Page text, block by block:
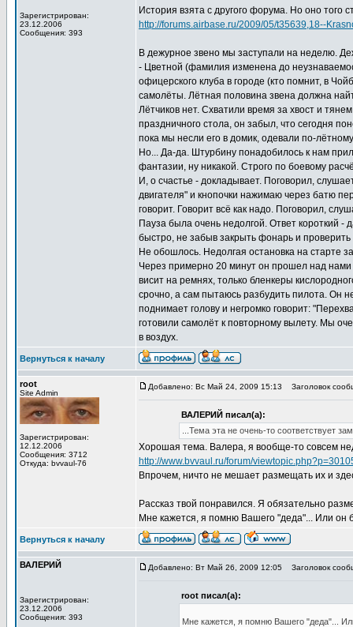
Зарегистрирован:
23.12.2006
Сообщения: 393
История взята с другого форума. Но оно того
http://forums.airbase.ru/2009/05/t35639,18--
В дежурное звено мы заступали на неделю.
- Цветной (фамилия изменена до
офицерского клуба в городе (кто помнит, в
самолёты. Лётная половина звена должна
Лётчиков нет. Схватили время за хвост и
праздничного стола, он забыл, что сегодня
пока мы несли его в домик, одевали по-
Но... Да-да. Штурбину понадобилось к нам
фантазии, ну никакой. Строго по боевому
И, о счастье - докладывает. Поговорил,
двигателя" и кнопочки нажимаю через батю
говорит. Говорит всё как надо. Поговорил,
Пауза была очень недолгой. Ответ короткий
быстро, не забыв закрыть фонарь и
Не обошлось. Недолгая остановка на старте
Через примерно 20 минут он прошел над нами
висит на ремнях, только бленкеры
срочно, а сам пытаюсь разбудить пилота. Он
поднимает голову и негромко говорит:
готовили самолёт к повторному вылету. Мы
в воздух.
Вернуться к началу
root
Site Admin
Зарегистрирован:
12.12.2006
Сообщения: 3712
Откуда: bvvaul-76
Добавлено: Вс Май 24, 2009 15:13 Заголовок
ВАЛЕРИЙ писал(а):
...Тема эта не очень-то соответствует
Хорошая тема. Валера, я вообще-то совсем
http://www.bvvaul.ru/forum/
Впрочем, ничто не мешает размещать их и
Рассказ твой понравился. Я обязательно
Мне кажется, я помню Вашего "деда"... Или он
Вернуться к началу
ВАЛЕРИЙ
Зарегистрирован:
23.12.2006
Сообщения: 393
Добавлено: Вт Май 26, 2009 12:05 Заголовок
root писал(а):
Мне кажется, я помню Вашего "деда"...